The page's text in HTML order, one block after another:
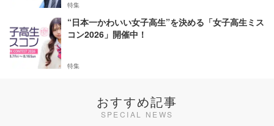
特集
“日本一かわいい女子高生”を決める「女子高生ミス
コン2026」開催中！
特集
おすすめ記事
SPECIAL NEWS